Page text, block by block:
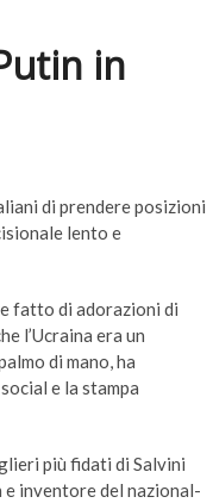
in
di prendere posizioni
lento e
fatto di adorazioni di
l’Ucraina era un
di mano, ha
e la stampa
più fidati di Salvini
inventore del nazional-